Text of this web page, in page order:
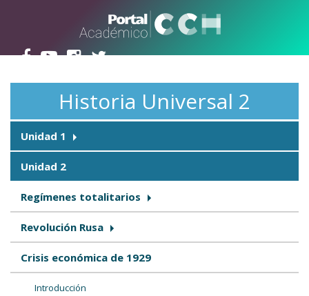
Historia Universal 2
Unidad 1
Unidad 2
Regímenes totalitarios
Revolución Rusa
Crisis económica de 1929
Introducción